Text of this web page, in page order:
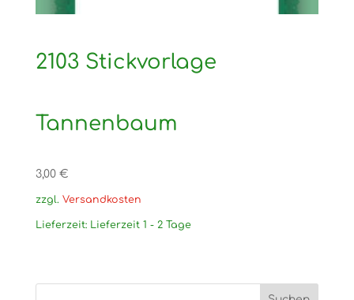
2103 Stickvorlage
Tannenbaum
3,00 €
zzgl. Versandkosten
Lieferzeit: Lieferzeit 1 - 2 Tage